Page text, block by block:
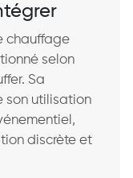
chauffage
selon
Sa
son utilisation
discrète et